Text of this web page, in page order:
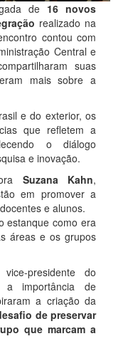
de 16 novos
realizado na
contou com
Central e
suas
mais sobre a
e do exterior, os
que refletem a
o diálogo
e inovação.
Suzana Kahn,
em promover a
e alunos.
estanque como era
áreas e os grupos
presidente do
a importância de
a criação da
de preservar
que marcam a